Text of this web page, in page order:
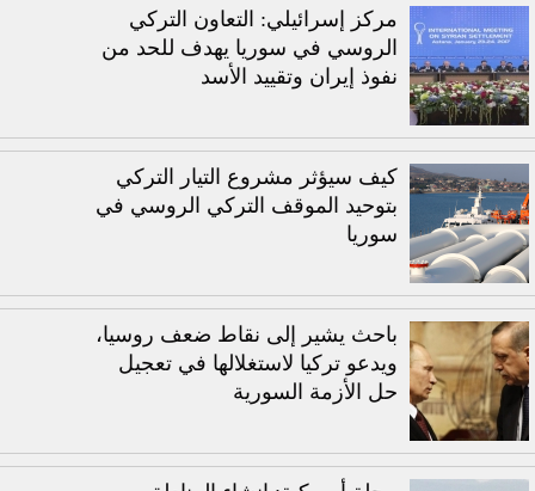
مركز إسرائيلي: التعاون التركي
الروسي في سوريا يهدف للحد من
نفوذ إيران وتقييد الأسد
كيف سيؤثر مشروع التيار التركي
بتوحيد الموقف التركي الروسي في
سوريا
باحث يشير إلى نقاط ضعف روسيا،
ويدعو تركيا لاستغلالها في تعجيل
حل الأزمة السورية